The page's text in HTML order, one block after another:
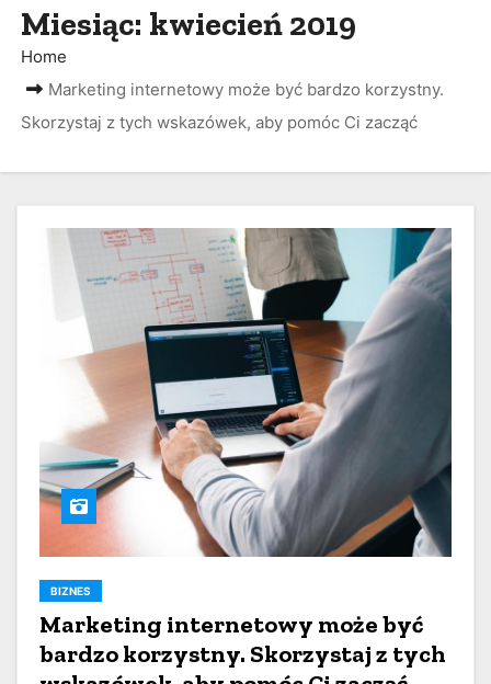
Miesiąc: kwiecień 2019
Home
Marketing internetowy może być bardzo korzystny.
Skorzystaj z tych wskazówek, aby pomóc Ci zacząć
BIZNES
Marketing internetowy może być
bardzo korzystny. Skorzystaj z tych